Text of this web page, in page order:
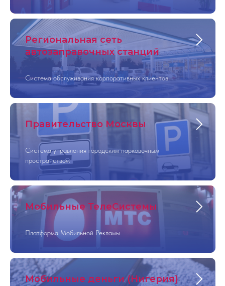
Региональная сеть
автозаправочных станций
Система обслуживания корпоративных клиентов
Правительство Москвы
Система управления городским парковочным
пространством
Мобильные ТелеСистемы
Платформа Мобильной Рекламы
Мобильные деньги (Нигерия)